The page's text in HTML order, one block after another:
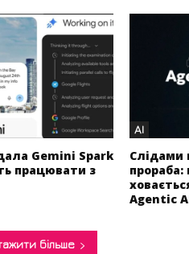
Gemini Spark
працювати з
AI
Слідами
прораба:
Agentic
більше